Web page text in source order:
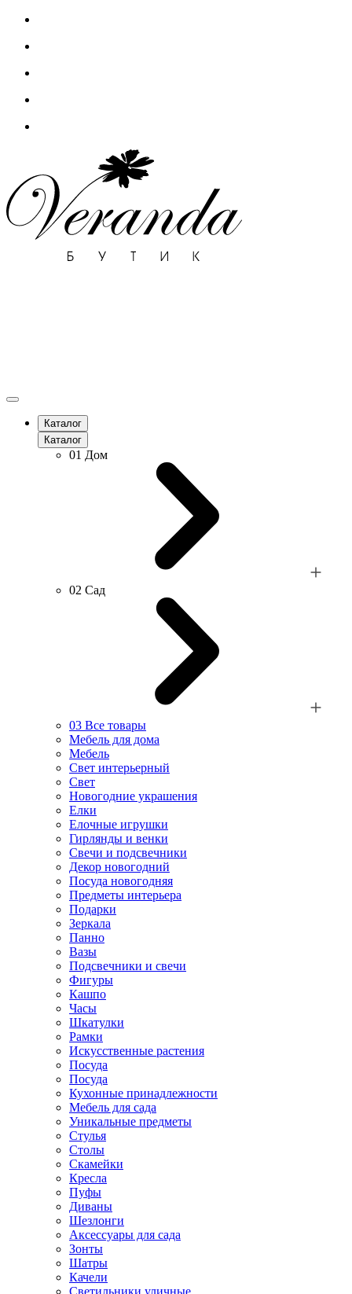
Каталог
Каталог
01 Дом
02 Сад
03 Все товары
Мебель для дома
Мебель
Свет интерьерный
Свет
Новогодние украшения
Елки
Елочные игрушки
Гирлянды и венки
Свечи и подсвечники
Декор новогодний
Посуда новогодняя
Предметы интерьера
Подарки
Зеркала
Панно
Вазы
Подсвечники и свечи
Фигуры
Кашпо
Часы
Шкатулки
Рамки
Искусственные растения
Посуда
Посуда
Кухонные принадлежности
Мебель для сада
Уникальные предметы
Стулья
Столы
Скамейки
Кресла
Пуфы
Диваны
Шезлонги
Аксессуары для сада
Зонты
Шатры
Качели
Cветильники уличные